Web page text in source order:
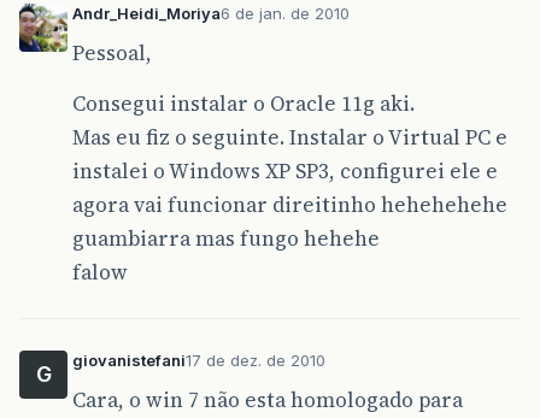
Andr_Heidi_Moriya6 de jan. de 2010
Pessoal,
Consegui instalar o Oracle 11g aki.
Mas eu fiz o seguinte. Instalar o Virtual PC e
instalei o Windows XP SP3, configurei ele e
agora vai funcionar direitinho hehehehehe
guambiarra mas fungo hehehe
falow
G
giovanistefani17 de dez. de 2010
Cara, o win 7 não esta homologado para